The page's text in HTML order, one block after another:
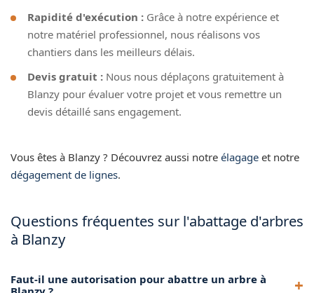
Rapidité d'exécution : Grâce à notre expérience et
notre matériel professionnel, nous réalisons vos
chantiers dans les meilleurs délais.
Devis gratuit : Nous nous déplaçons gratuitement à
Blanzy pour évaluer votre projet et vous remettre un
devis détaillé sans engagement.
Vous êtes à Blanzy ? Découvrez aussi notre élagage et notre
dégagement de lignes.
Questions fréquentes sur l'abattage d'arbres
à Blanzy
Faut-il une autorisation pour abattre un arbre à